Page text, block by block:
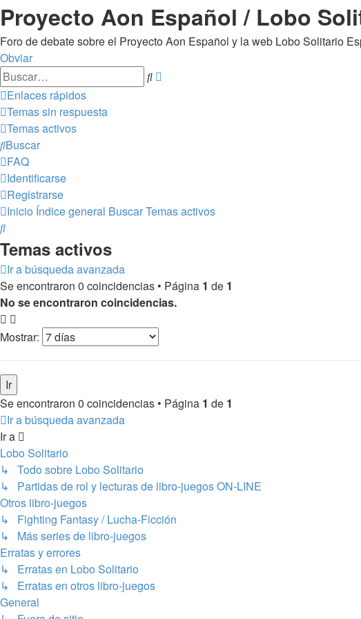
Proyecto Aon Español / Lobo
Foro de debate sobre el Proyecto Aon Español y la web Lobo Solitario
Obviar
Buscar
Enlaces rápidos
Temas sin respuesta
Temas activos
Buscar
FAQ
Identificarse
Registrarse
Inicio Índice general BuscarTemas activos
Buscar
Temas activos
Ir a búsqueda avanzada
Se encontraron 0 coincidencias • Página 1 de 1
No se encontraron coincidencias.
Mostrar:
Se encontraron 0 coincidencias • Página 1 de 1
Ir a búsqueda avanzada
Ir a
Lobo Solitario
↳ Todo sobre Lobo Solitario
↳ Partidas de rol y lecturas de libro-juegos ON-LINE
Otros libro-juegos
↳ Fighting Fantasy / Lucha-Ficción
↳ Más series de libro-juegos
Erratas y errores
↳ Erratas en Lobo Solitario
↳ Erratas en otros libro-juegos
General